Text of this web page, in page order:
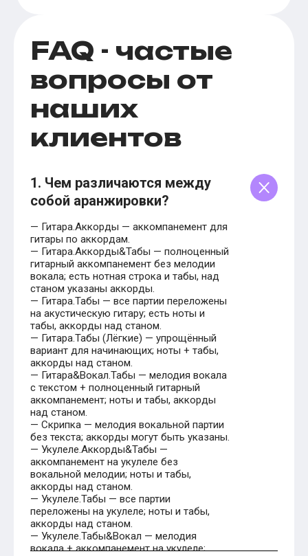
FAQ - частые
вопросы от
наших
клиентов
1. Чем различаются между
собой аранжировки?
— Гитара.Аккорды — аккомпанемент для
гитары по аккордам.
— Гитара.Аккорды&Табы — полноценный
гитарный аккомпанемент без мелодии
вокала; есть нотная строка и табы, над
станом указаны аккорды.
— Гитара.Табы — все партии переложены
на акустическую гитару; есть ноты и
табы, аккорды над станом.
— Гитара.Табы (Лёгкие) — упрощённый
вариант для начинающих; ноты + табы,
аккорды над станом.
— Гитара&Вокал.Табы — мелодия вокала
с текстом + полноценный гитарный
аккомпанемент; ноты и табы, аккорды
над станом.
— Скрипка — мелодия вокальной партии
без текста; аккорды могут быть указаны.
— Укулеле.Аккорды&Табы —
аккомпанемент на укулеле без
вокальной мелодии; ноты и табы,
аккорды над станом.
— Укулеле.Табы — все партии
переложены на укулеле; ноты и табы,
аккорды над станом.
— Укулеле.Табы&Вокал — мелодия
вокала + аккомпанемент на укулеле;